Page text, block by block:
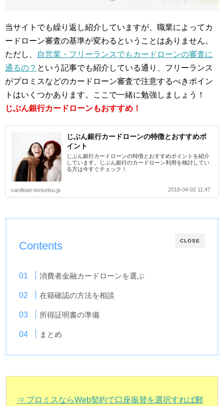
当サイトでも繰り返し紹介していますが、職業によってカ
ードローン審査の基準が変わるということはありません。
ただし、
自営業・フリーランスでもカードローンの審査に
通るの？ という記事でも紹介している通り、フリーランス
がプロミスなどのカードローン審査で注意するべきポイン
トはいくつかあります。ここで一緒に勉強しましょう！
じぶん銀行カードローンもおすすめ！
じぶん銀行カードローンの特徴とおすすめポ
イント
じぶん銀行カードローンの特徴とおすすめポイントを紹介
しています。じぶん銀行のカードローン利用を検討してい
る方は今すぐチェック！
cardloan-torisetsu.jp 2018-04-02 11:47
CLOSE
Contents
消費者金融カードローンを選ぶ
在籍確認の方法を相談
所得証明書の準備
まとめ
⇒ プロミスならWeb契約で口座振替を選択すれば郵